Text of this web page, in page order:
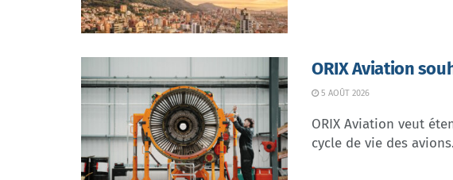
ORIX Aviation
5 AOÛT 2026
ORIX Aviation veut
cycle de vie des